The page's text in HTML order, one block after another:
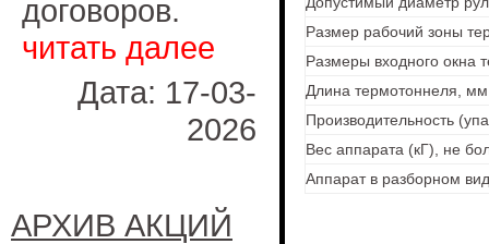
договоров.
читать далее
Дата: 17-03-
2026
АРХИВ АКЦИЙ
Размер рабочий зоны
Размеры входного
Длина термотоннеля, мм
Производительность
Вес аппарата (кГ), не
Аппарат в разборном